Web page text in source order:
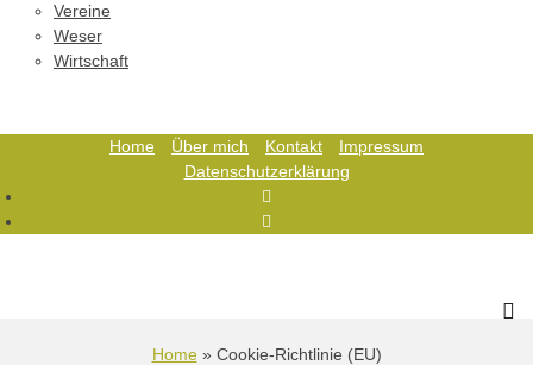
Vereine
Weser
Wirtschaft
Home Über mich Kontakt
Impressum
Datenschutzerklärung
Home» Cookie-Richtlinie (EU)